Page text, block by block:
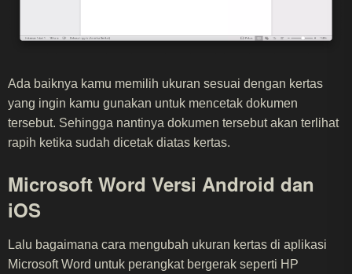
Ada baiknya kamu memilih ukuran sesuai dengan kertas
yang ingin kamu gunakan untuk mencetak dokumen
tersebut. Sehingga nantinya dokumen tersebut akan terlihat
rapih ketika sudah dicetak diatas kertas.
Microsoft Word Versi Android dan
iOS
Lalu bagaimana cara mengubah ukuran kertas di aplikasi
Microsoft Word untuk perangkat bergerak seperti HP